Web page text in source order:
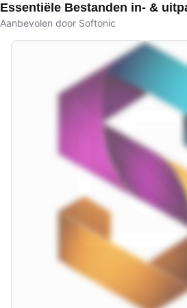
Essentiële Bestanden in- &
Aanbevolen door Softonic